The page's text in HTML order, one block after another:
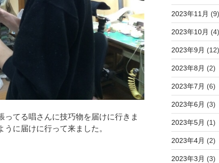
てる唱さんに技巧物を届けに行きま
に届けに行って来ました。
2023年11月 (9)
2023年10月 (4)
2023年9月 (12)
2023年8月 (2)
2023年7月 (6)
2023年6月 (3)
2023年5月 (1)
2023年4月 (2)
2023年3月 (3)